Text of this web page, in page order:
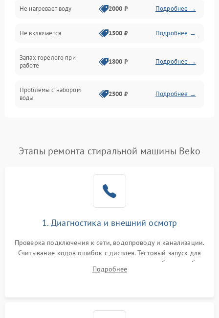
Программное обеспечение
Не нагревает воду 2000 ₽ Подробнее →
Не включается 1500 ₽ Подробнее →
Запах горелого при
работе
1800 ₽ Подробнее →
Проблемы с набором
воды
2500 ₽ Подробнее →
Замена платы управления Подробнее →
Этапы ремонта стиральной машины Beko
1. Диагностика и внешний осмотр
Проверка подключения к сети, водопроводу и канализации.
Считывание кодов ошибок с дисплея. Тестовый запуск для
выявления посторонних шумов, протечек или сбоев в работе
электронного модуля управления.
Подробнее